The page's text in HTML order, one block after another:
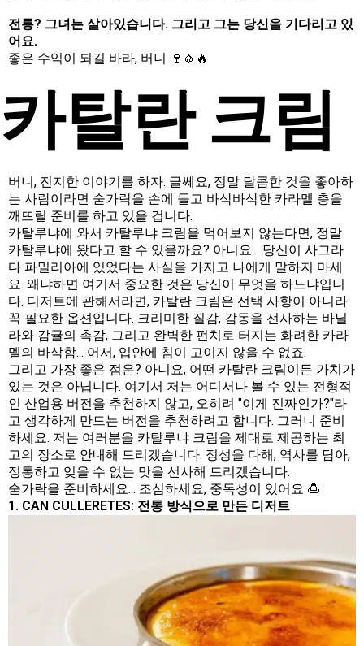
전통? 그녀는 살아있습니다. 그리고 그는 당신을 기다리고 있
어요.
좋은 수익이 되길 바라, 버니 🍷🧄🔥
카탈란 크림
버니, 진지한 이야기를 하자. 글쎄요, 정말 달콤한 것을 좋아하
는 사람이라면 숟가락을 손에 들고 바삭바삭한 카라멜 층을
깨뜨릴 준비를 하고 있을 겁니다.
카탈루냐에 와서 카탈루냐 크림을 먹어보지 않는다면, 정말
카탈루냐에 왔다고 할 수 있을까요? 아니요... 당신이 사그라
다 파밀리아에 있었다는 사실을 가지고 나에게 말하지 마세
요. 왜냐하면 여기서 중요한 것은 당신이 무엇을 하느냐입니
다. 디저트에 관해서라면, 카탈란 크림은 선택 사항이 아니라
꼭 필요한 옵션입니다. 크리미한 질감, 감동을 선사하는 바닐
라와 감귤의 촉감, 그리고 완벽한 펀치로 터지는 화려한 카라
멜의 바삭함... 어서, 입안에 침이 고이지 않을 수 없죠.
그리고 가장 좋은 점은? 아니요, 어떤 카탈란 크림이든 가치가
있는 것은 아닙니다. 여기서 저는 어디서나 볼 수 있는 전형적
인 산업용 버전을 추천하지 않고, 오히려 "이게 진짜인가?"라
고 생각하게 만드는 버전을 추천하려고 합니다. 그러니 준비
하세요. 저는 여러분을 카탈루냐 크림을 제대로 제공하는 최
고의 장소로 안내해 드리겠습니다. 정성을 다해, 역사를 담아,
정통하고 잊을 수 없는 맛을 선사해 드리겠습니다.
숟가락을 준비하세요... 조심하세요, 중독성이 있어요 🍮
1. CAN CULLERETES: 전통 방식으로 만든 디저트